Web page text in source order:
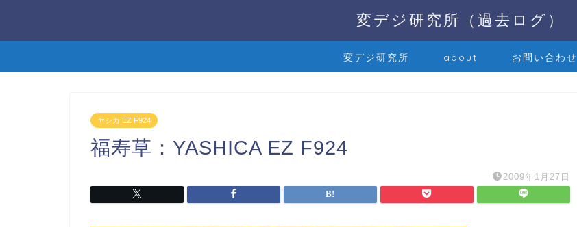
変デジ研究所（過去ログ）
変デジ研究所 about お問い合わせ
ヤシカ EZ F924
福寿草：YASHICA EZ F924
2009年1月27日